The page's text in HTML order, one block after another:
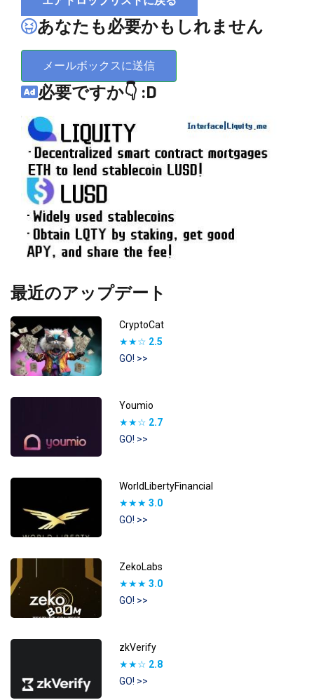
あなたも必要かもしれません
メールボックスに送信
必要ですか👇 :D
最近のアップデート
CryptoCat
★★☆ 2.5
GO! >>
Youmio
★★☆ 2.7
GO! >>
WorldLibertyFinancial
★★★ 3.0
GO! >>
ZekoLabs
★★★ 3.0
GO! >>
zkVerify
★★☆ 2.8
GO! >>